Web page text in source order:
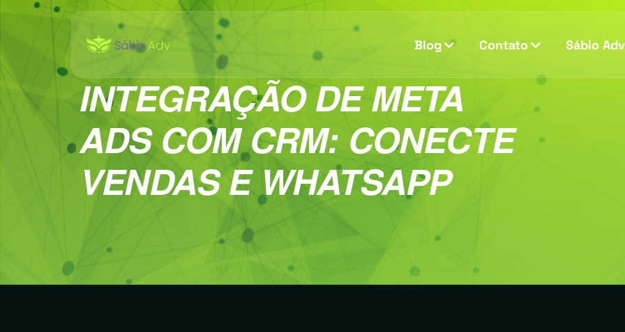
Blog Contato Sábio
INTEGRAÇÃO DE META
ADS COM CRM: CONECTE
VENDAS E WHATSAPP